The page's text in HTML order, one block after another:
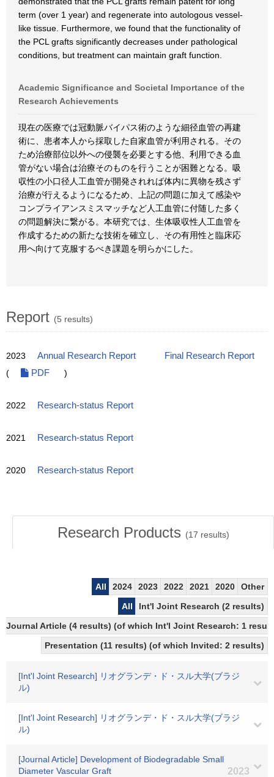
term (over 1 year) and regenerate into autologous vessel-
like tissue. Furthermore, we found that the functionality of
the PCL grafts significantly decreases under pathological
conditions, but treatment can maintain graft function.
Academic Significance and Societal Importance of the
Research Achievements
現在の医療では冠動脈バイパス術のような細径血管の再建
術に、患者本人から採取した自家血管が利用される。その
ため治療部位以外への侵襲を必要とする他、利用できる血
管がない場合は治療そのものを行うことが困難となる。吸
収性の小口径人工血管が開発されれば体内に異物を残さず
治療が行えるようになるため、上記の問題に加えて感染や
コンプライアンスミスマッチなど人工血管に付随した多く
の問題解決に繋がる。本研究では、生体吸収性人工血管を
作成するための新たな技術を確立し、その有用性と臨床応
用へ向けて克服するべき課題を明らかにした。
Report (5 results)
2023 Annual Research Report
Final Research Report
(
PDF )
2022 Research-status Report
2021 Research-status Report
2020 Research-status Report
Research Products (17 results)
All 2024 2023 2022 2021 2020
Other
All
Int'l Joint Research (2 results)
Journal Article (4 results) (of which Int'l Joint Research: 1
Presentation (11 results) (of which Invited: 2 results)
[Int'l Joint Research] リオグランデ・ド・スル大学(ブラジ
ル)
[Int'l Joint Research] リオグランデ・ド・スル大学(ブラジ
ル)
[Journal Article] Development of Biodegradable Small
Diameter Vascular Graft
2023